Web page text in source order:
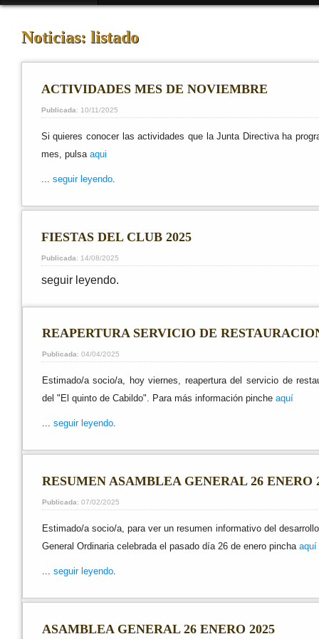
Noticias: listado
ACTIVIDADES MES DE NOVIEMBRE
Publicada: 10/11/2025
Si quieres conocer las actividades que la Junta Directiva ha
mes, pulsa aqui
seguir leyendo.
FIESTAS DEL CLUB 2025
Publicada: 14/08/2025
seguir leyendo.
REAPERTURA SERVICIO DE
Publicada: 04/04/2025
Estimado/a socio/a, hoy viernes, reapertura del servicio de
del "El quinto de Cabildo". Para más información pinche aquí
... seguir leyendo.
RESUMEN ASAMBLEA GENERAL 26 ENERO
Publicada: 07/02/2025
Estimado/a socio/a, para ver un resumen informativo del
General Ordinaria celebrada el pasado día 26 de enero pinchaaquí
seguir leyendo.
ASAMBLEA GENERAL 26 ENERO 2025